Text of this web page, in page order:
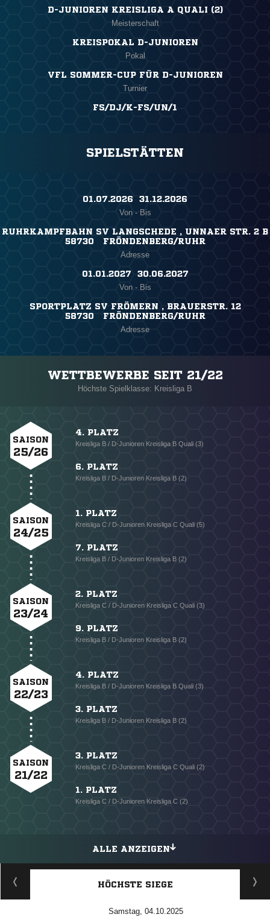
D-JUNIOREN KREISLIGA A QUALI (2)
Meisterschaft
KREISPOKAL D-JUNIOREN
Pokal
VFL SOMMER-CUP FÜR D-JUNIOREN
Turnier
FS/DJ/K-FS/UN/1
SPIELSTÄTTEN
01.07.2026 ​ 31.12.2026
Von - Bis
RUHRKAMPFBAHN SV LANGSCHEDE , UNNAER STR. 2 B
58730 FRÖNDENBERG/RUHR
Adresse
01.01.2027 ​ 30.06.2027
Von - Bis
SPORTPLATZ SV FRÖMERN , BRAUERSTR. 12
58730 FRÖNDENBERG/RUHR
Adresse
WETTBEWERBE SEIT 21/22
Höchste Spielklasse: Kreisliga B
SAISON
25/26
4. PLATZ
Kreisliga B / D-Junioren Kreisliga B Quali (3)
6. PLATZ
Kreisliga B / D-Junioren Kreisliga B (2)
SAISON
24/25
1. PLATZ
Kreisliga C / D-Junioren Kreisliga C Quali (5)
7. PLATZ
Kreisliga B / D-Junioren Kreisliga B (2)
SAISON
23/24
2. PLATZ
Kreisliga C / D-Junioren Kreisliga C Quali (3)
9. PLATZ
Kreisliga B / D-Junioren Kreisliga B (2)
SAISON
22/23
4. PLATZ
Kreisliga B / D-Junioren Kreisliga B Quali (3)
3. PLATZ
Kreisliga B / D-Junioren Kreisliga B (2)
SAISON
21/22
3. PLATZ
Kreisliga C / D-Junioren Kreisliga C Quali (2)
1. PLATZ
Kreisliga C / D-Junioren Kreisliga C (2)
ALLE ANZEIGEN
HÖCHSTE SIEGE
Samstag, 04.10.2025